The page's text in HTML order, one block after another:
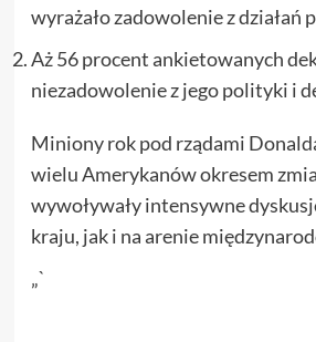
wyrażało zadowolenie z działań
Aż 56 procent ankietowanych
niezadowolenie z jego polityki i
Miniony rok pod rządami
wielu Amerykanów okresem
wywoływały intensywne
kraju, jak i na arenie
„`